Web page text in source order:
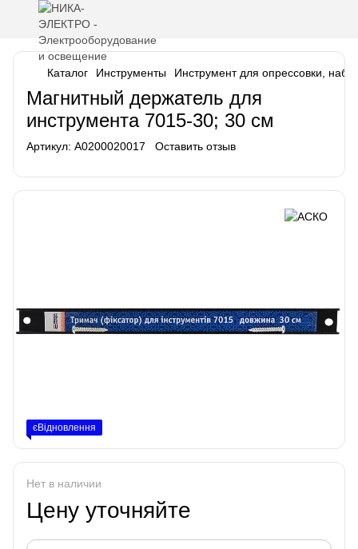
Каталог Инструменты Инструмент для опрессовки,
Магнитный держатель для
инструмента 7015-30; 30 см
Артикул: A0200020017 Оставить отзыв
єВідновлення
Нет в наличии
Цену уточняйте